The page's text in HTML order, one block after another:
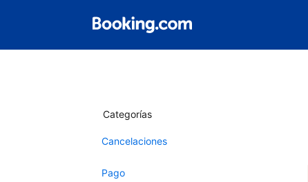
Categorías
Cancelaciones
Pago